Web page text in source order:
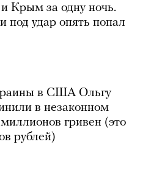
Крым за одну ночь.
под удар опять попал
в США Ольгу
в незаконном
гривен (это
рублей)